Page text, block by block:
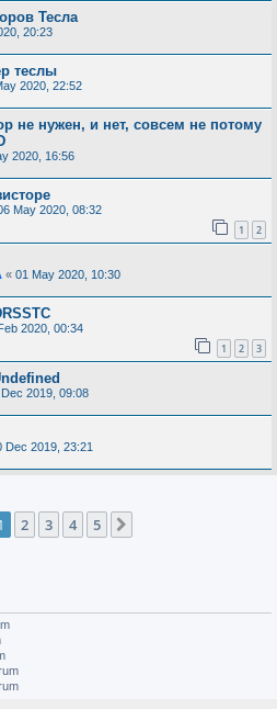
Тесла
20:23
теслы
2020, 22:52
не нужен, и нет, совсем не потому
2020, 16:56
May 2020, 08:32
1 2
« 01 May 2020, 10:30
2020, 00:34
1 2 3
2019, 09:08
Dec 2019, 23:21
2 3 4 5